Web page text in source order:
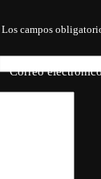
Los campos
Correo